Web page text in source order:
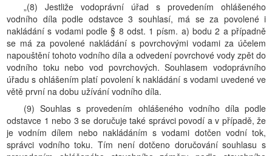
„(8) Jestliže vodoprávní úřad s provedením ohlášeného
vodního díla podle odstavce 3 souhlasí, má se za povolené i
nakládání s vodami podle § 8 odst. 1 písm. a) bodu 2 a případně
se má za povolené nakládání s povrchovými vodami za účelem
napouštění tohoto vodního díla a odvedení povrchové vody zpět do
vodního toku nebo vod povrchových. Souhlasem vodoprávního
úřadu s ohlášením platí povolení k nakládání s vodami uvedené ve
větě první na dobu užívání vodního díla.
(9) Souhlas s provedením ohlášeného vodního díla podle
odstavce 1 nebo 3 se doručuje také správci povodí a v případě, že
je vodním dílem nebo nakládáním s vodami dotčen vodní tok,
správci vodního toku. Tím není dotčeno doručování souhlasu s